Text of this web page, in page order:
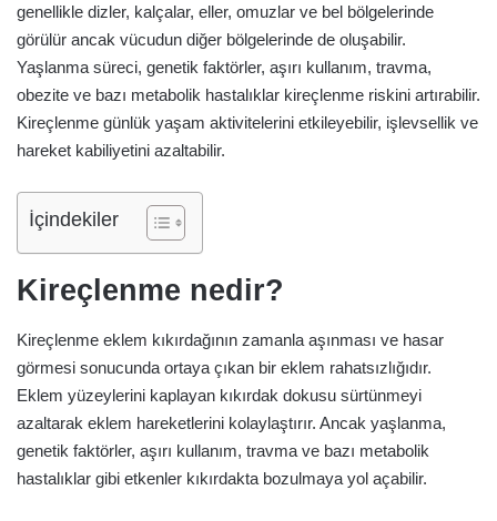
genellikle dizler, kalçalar, eller, omuzlar ve bel bölgelerinde
görülür ancak vücudun diğer bölgelerinde de oluşabilir.
Yaşlanma süreci, genetik faktörler, aşırı kullanım, travma,
obezite ve bazı metabolik hastalıklar kireçlenme riskini artırabilir.
Kireçlenme günlük yaşam aktivitelerini etkileyebilir, işlevsellik ve
hareket kabiliyetini azaltabilir.
İçindekiler
Kireçlenme nedir?
Kireçlenme eklem kıkırdağının zamanla aşınması ve hasar
görmesi sonucunda ortaya çıkan bir eklem rahatsızlığıdır.
Eklem yüzeylerini kaplayan kıkırdak dokusu sürtünmeyi
azaltarak eklem hareketlerini kolaylaştırır. Ancak yaşlanma,
genetik faktörler, aşırı kullanım, travma ve bazı metabolik
hastalıklar gibi etkenler kıkırdakta bozulmaya yol açabilir.